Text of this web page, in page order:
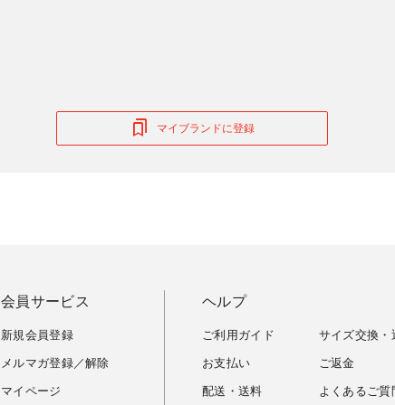
マイブランドに登録
会員サービス
新規会員登録
メルマガ登録／解除
マイページ
ヘルプ
ご利用ガイド
お支払い
配送・送料
サイズ交換・
ご返金
よくあるご質